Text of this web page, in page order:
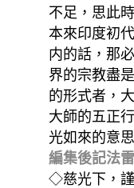
不足，思此
本來印度初
内的話，那
界的宗教盡
的形式者，
大師的五正
光如來的意
編集後記法
◇慈光下，